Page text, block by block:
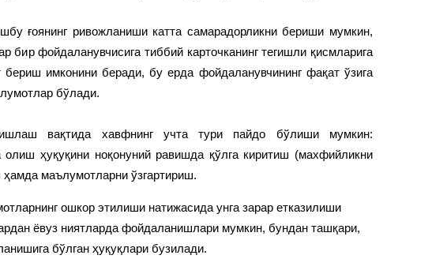
ғоянинг ривожланиши катта самарадорликни бериши мумкин,
бир фойдаланувчисига тиббий карточканинг тегишли қисмларига
имконини беради, бу ерда фойдаланувчининг фақат ўзига
бўлади.
вақтида хавфнинг учта тури пайдо бўлиши мумкин:
ҳуқуқини ноқонуний равишда қўлга киритиш (махфийликни
маълумотларни ўзгартириш.
ошкор этилиши натижасида унга зарар етказилиши
ёвуз ниятларда фойдаланишлари мумкин, бундан ташқари,
бўлган ҳуқуқлари бузилади.